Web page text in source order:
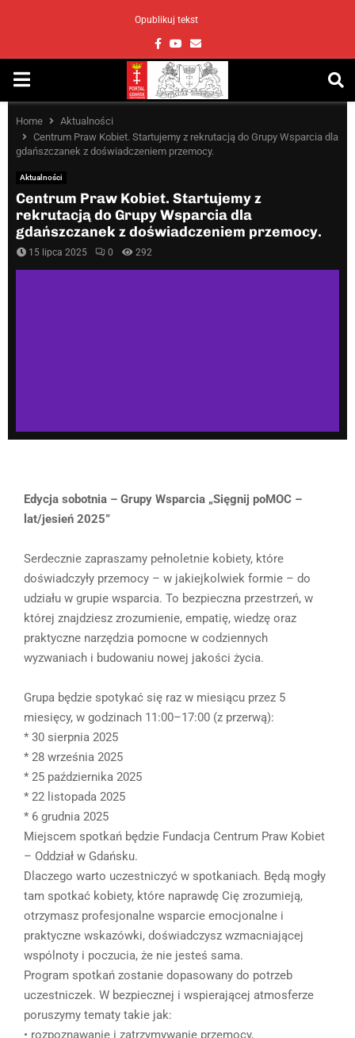
Opublikuj tekst
Facebook
Youtube
Email
PRIMARY
MENU
Home
Aktualności
Centrum Praw Kobiet. Startujemy z rekrutacją do Grupy Wsparcia dla
gdańszczanek z doświadczeniem przemocy.
Aktualności
Centrum Praw Kobiet. Startujemy z
rekrutacją do Grupy Wsparcia dla
gdańszczanek z doświadczeniem przemocy.
15 lipca 2025 0 292
Edycja sobotnia – Grupy Wsparcia „Sięgnij poMOC –
lat/jesień 2025”
Serdecznie zapraszamy pełnoletnie kobiety, które
doświadczyły przemocy – w jakiejkolwiek formie – do
udziału w grupie wsparcia. To bezpieczna przestrzeń, w
której znajdziesz zrozumienie, empatię, wiedzę oraz
praktyczne narzędzia pomocne w codziennych
wyzwaniach i budowaniu nowej jakości życia.
Grupa będzie spotykać się raz w miesiącu przez 5
miesięcy, w godzinach 11:00–17:00 (z przerwą):
* 30 sierpnia 2025
* 28 września 2025
* 25 października 2025
* 22 listopada 2025
* 6 grudnia 2025
Miejscem spotkań będzie Fundacja Centrum Praw Kobiet
– Oddział w Gdańsku.
Dlaczego warto uczestniczyć w spotkaniach. Będą mogły
tam spotkać kobiety, które naprawdę Cię zrozumieją,
otrzymasz profesjonalne wsparcie emocjonalne i
praktyczne wskazówki, doświadczysz wzmacniającej
wspólnoty i poczucia, że nie jesteś sama.
Program spotkań zostanie dopasowany do potrzeb
uczestniczek. W bezpiecznej i wspierającej atmosferze
poruszymy tematy takie jak:
• rozpoznawanie i zatrzymywanie przemocy,